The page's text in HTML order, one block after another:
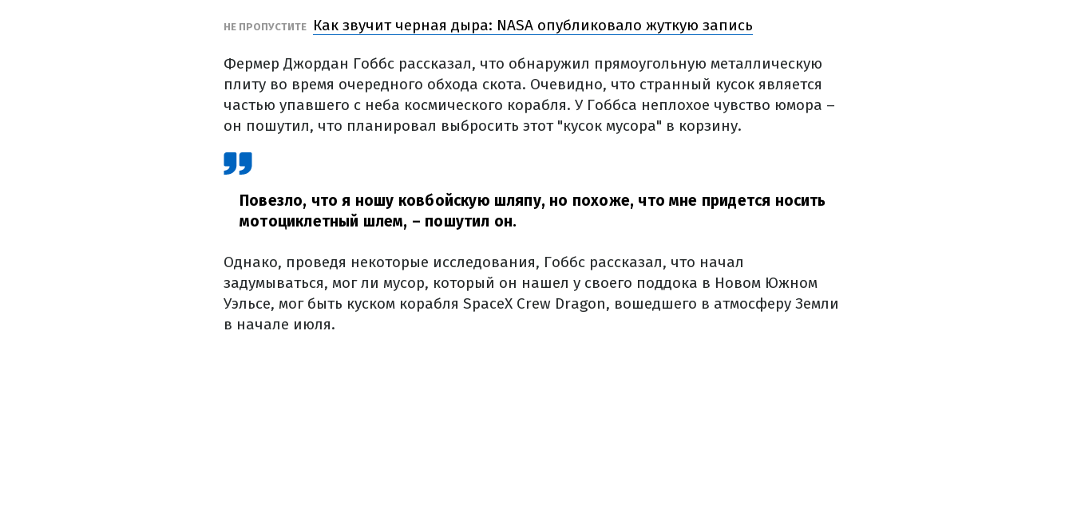
НЕ ПРОПУСТИТЕ Как звучит черная дыра: NASA опубликовало жуткую запись
Фермер Джордан Гоббс рассказал, что обнаружил прямоугольную металлическую
плиту во время очередного обхода скота. Очевидно, что странный кусок является
частью упавшего с неба космического корабля. У Гоббса неплохое чувство юмора –
он пошутил, что планировал выбросить этот "кусок мусора" в корзину.
Повезло, что я ношу ковбойскую шляпу, но похоже, что мне придется носить
мотоциклетный шлем, – пошутил он.
Однако, проведя некоторые исследования, Гоббс рассказал, что начал
задумываться, мог ли мусор, который он нашел у своего поддока в Новом Южном
Уэльсе, мог быть куском корабля SpaceX Crew Dragon, вошедшего в атмосферу Земли
в начале июля.